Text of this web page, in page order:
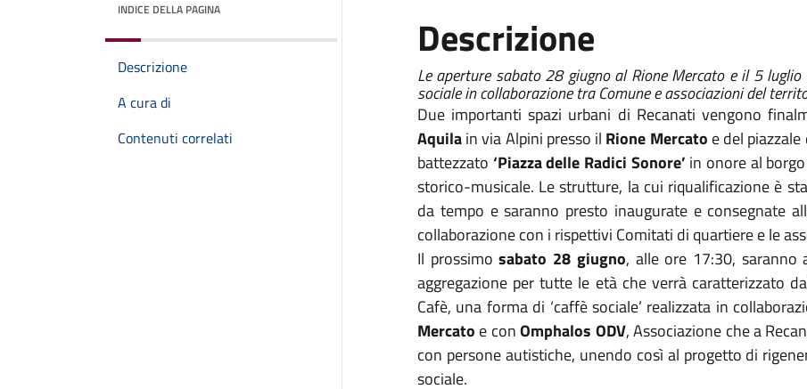
INDICE DELLA PAGINA
Descrizione
A cura di
Contenuti correlati
Descrizione
Le aperture sabato 28 giugno al Rione Mercato e il 5
sociale in collaborazione tra Comune e associazioni del
Due importanti spazi urbani di Recanati vengono
Aquilain via Alpini presso il Rione Mercato e del
battezzato ‘Piazza delle Radici Sonore’ in onore al
storico-musicale. Le strutture, la cui riqualificazione è
da tempo e saranno presto inaugurate e consegnate
collaborazione con i rispettivi Comitati di quartiere e le
Il prossimosabato 28 giugno, alle ore 17:30, saranno
aggregazione per tutte le età che verrà caratterizzato
Cafè, una forma di ‘caffè sociale’ realizzata in
Mercato e conOmphalos ODV, Associazione che a
con persone autistiche, unendo così al progetto di
sociale.